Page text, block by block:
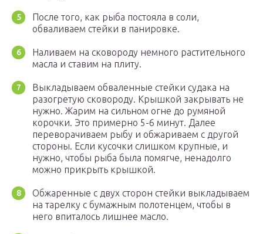
После того, как рыба постояла в соли,
обваливаем стейки в панировке.
Наливаем на сковороду немного растительного
масла и ставим на плиту.
Выкладываем обваленные стейки судака на
разогретую сковороду. Крышкой закрывать не
нужно. Жарим на сильном огне до румяной
корочки. Это примерно 5-6 минут. Далее
переворачиваем рыбу и обжариваем с другой
стороны. Если кусочки слишком крупные, и
нужно, чтобы рыба была помягче, ненадолго
можно прикрыть крышкой.
Обжаренные с двух сторон стейки выкладываем
на тарелку с бумажным полотенцем, чтобы в
него впиталось лишнее масло.